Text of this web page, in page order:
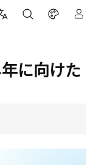
に向けた